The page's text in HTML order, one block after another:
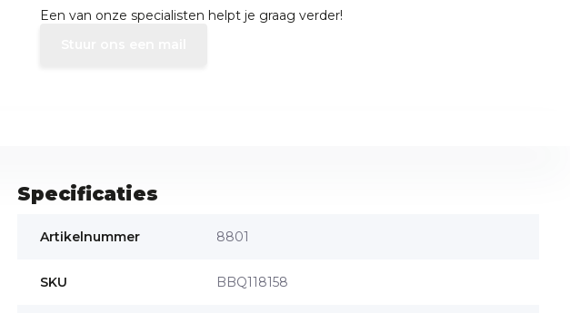
Een van onze specialisten helpt je graag verder!
Specificaties
Artikelnummer 8801
SKU BBQ118158